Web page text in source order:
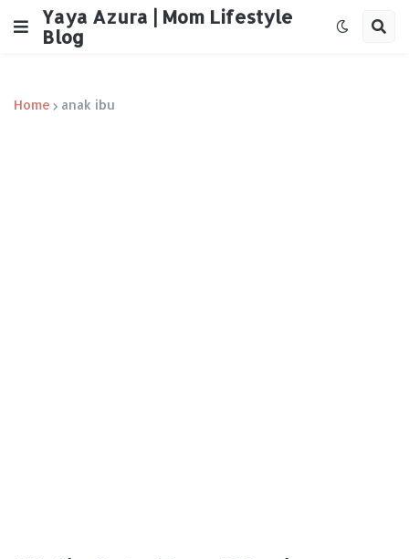
Yaya Azura | Mom Lifestyle
Blog
Home anak ibu